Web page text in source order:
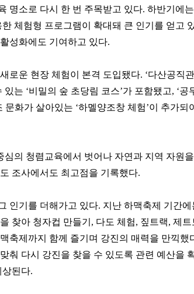
명소로 다시 한 번 주목받고 있다. 하반기에
체험형 프로그램이 확대돼 큰 인기를 얻고
성화에도 기여하고 있다.
로운 현장 체험이 본격 도입됐다. ‘다산공직
는 ‘비밀의 숲 초당림 코스’가 포함됐고, ‘공
문화가 살아있는 ‘하멜양조창 체험’이 추가되
심의 청렴교육에서 벗어나 자연과 지역 자원
조사에서도 최고점을 기록했다.
인기를 더해가고 있다. 지난 하맥축제 기간
찾아 청자컵 만들기, 다도 체험, 짚트랙, 제
축제까지 함께 즐기며 강진의 매력을 만끽했
춰 다시 강진을 찾을 수 있도록 관련 예산을
된다.